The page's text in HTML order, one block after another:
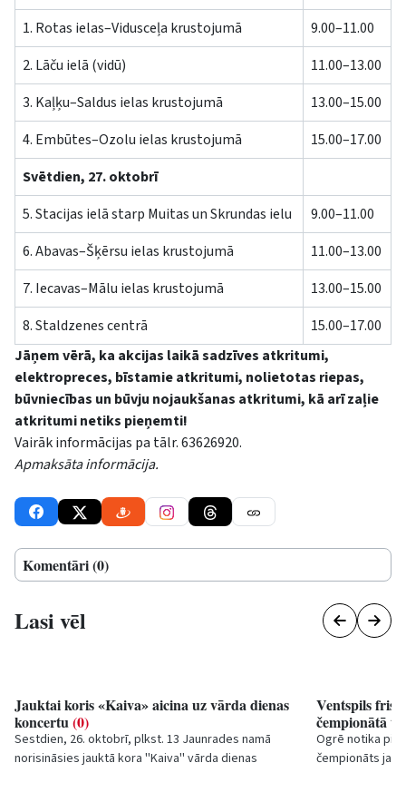
1. Rotas ielas–Vidusceļa krustojumā
9.00–11.00
2. Lāču ielā (vidū)
11.00–13.00
3. Kaļķu–Saldus ielas krustojumā
13.00–15.00
4. Embūtes–Ozolu ielas krustojumā
15.00–17.00
Svētdien, 27. oktobrī
5. Stacijas ielā starp Muitas un Skrundas ielu
9.00–11.00
6. Abavas–Šķērsu ielas krustojumā
11.00–13.00
7. Iecavas–Mālu ielas krustojumā
13.00–15.00
8. Staldzenes centrā
15.00–17.00
Jāņem vērā, ka akcijas laikā sadzīves atkritumi,
elektropreces, bīstamie atkritumi, nolietotas riepas,
būvniecības un būvju nojaukšanas atkritumi, kā arī zaļie
atkritumi netiks pieņemti!
Vairāk informācijas pa tālr. 63626920.
Apmaksāta informācija.
Komentāri (0)
Lasi vēl
Jauktai koris «Kaiva» aicina uz vārda dienas
koncertu (0)
Sestdien, 26. oktobrī, plkst. 13 Jaunrades namā
norisināsies jauktā kora ''Kaiva'' vārda dienas
Ventspils
čempionātā
Ogrē notika
čempionāts